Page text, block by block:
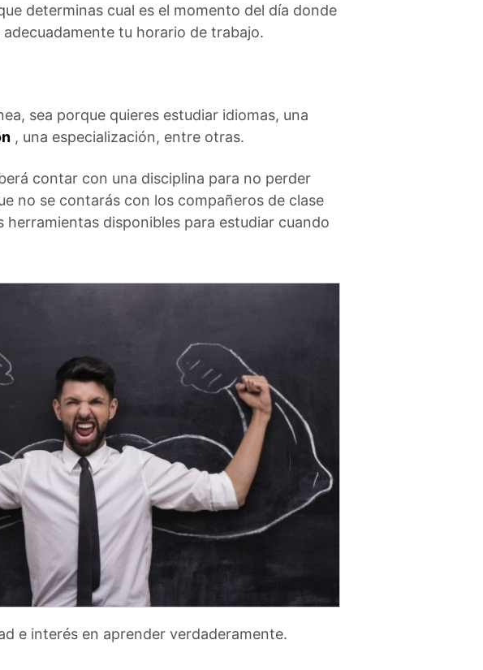
determinas cual es el momento del día donde
tu horario de trabajo.
sea porque quieres estudiar idiomas, una
, una especialización, entre otras.
contar con una disciplina para no perder
no se contarás con los compañeros de clase
disponibles para estudiar cuando
e interés en aprender verdaderamente.